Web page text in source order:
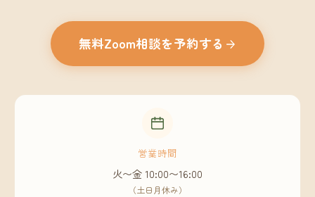
無料Zoom相談を予約する
営業時間
火〜金 10:00〜16:00
（土日月休み）